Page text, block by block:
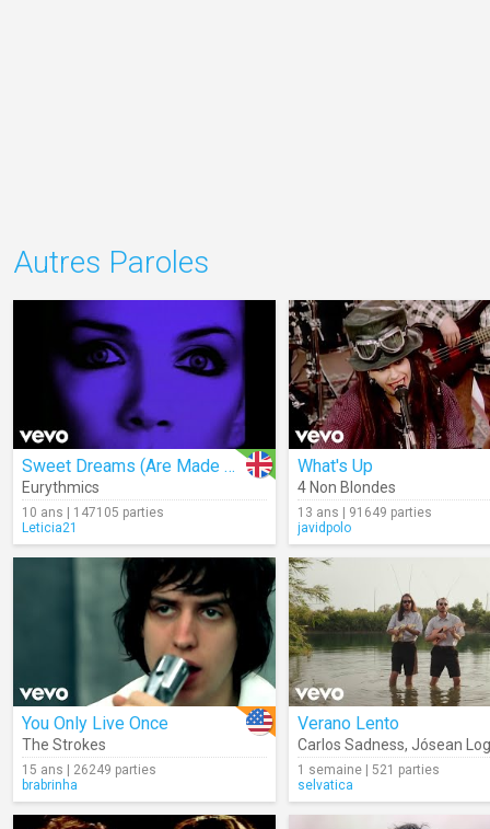
Autres Paroles
Sweet Dreams (Are Made Of This)
Eurythmics
10 ans | 147105 parties
Leticia21
What's Up
4 Non Blondes
13 ans | 91649 parties
javidpolo
You Only Live Once
The Strokes
15 ans | 26249 parties
brabrinha
Verano Lento
Carlos Sadness, Jósean Log
1 semaine | 521 parties
selvatica